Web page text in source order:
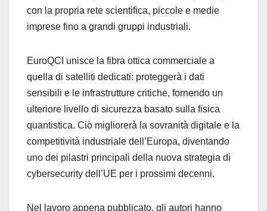
con la propria rete scientifica, piccole e medie
imprese fino a grandi gruppi industriali.
EuroQCI unisce la fibra ottica commerciale a
quella di satelliti dedicati: proteggerà i dati
sensibili e le infrastrutture critiche, fornendo un
ulteriore livello di sicurezza basato sulla fisica
quantistica. Ciò migliorerà la sovranità digitale e la
competitività industriale dell’Europa, diventando
uno dei pilastri principali della nuova strategia di
cybersecurity dell’UE per i prossimi decenni.
Nel lavoro appena pubblicato, gli autori hanno